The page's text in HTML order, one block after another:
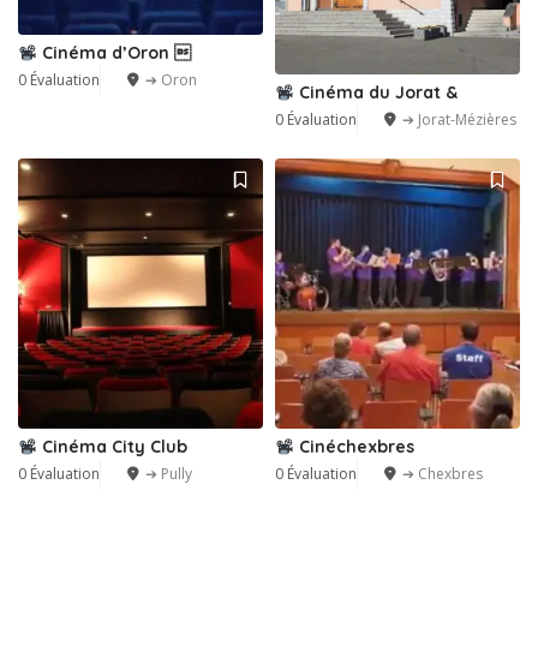
Cinéma d’Oron 
0 Évaluation ➔ Oron
Cinéma du Jorat &
0 Évaluation ➔ Jorat-Mézières
Cinéma City Club
0 Évaluation ➔ Pully
Cinéchexbres
0 Évaluation ➔ Chexbres